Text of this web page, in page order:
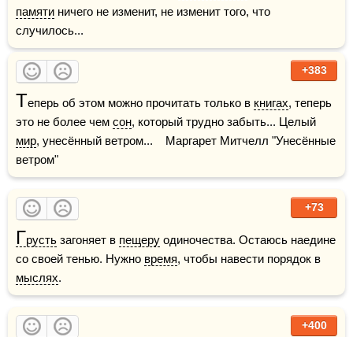
памяти ничего не изменит, не изменит того, что
случилось...
+383
Теперь об этом можно прочитать только в книгах, теперь
это не более чем сон
мир, унесённый ветром...    Маргарет Митчелл "Унесённые
ветром"
+73
Грусть загоняет в пещеру одиночества. Остаюсь наедине
со своей тенью. Нужно время
мыслях.
+400